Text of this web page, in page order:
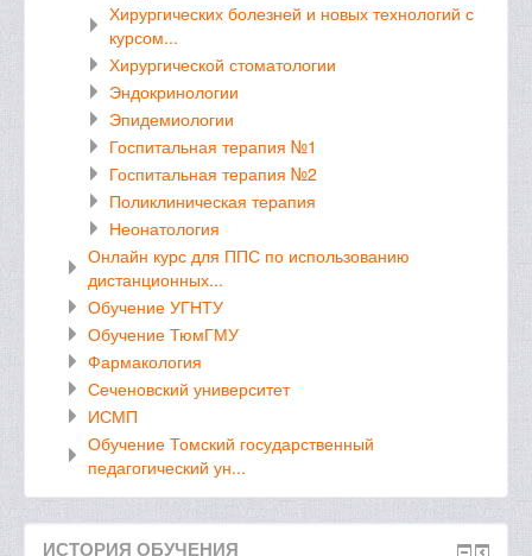
Хирургических болезней и новых технологий с
курсом...
Хирургической стоматологии
Эндокринологии
Эпидемиологии
Госпитальная терапия №1
Госпитальная терапия №2
Поликлиническая терапия
Неонатология
Онлайн курс для ППС по использованию
дистанционных...
Обучение УГНТУ
Обучение ТюмГМУ
Фармакология
Сеченовский университет
ИСМП
Обучение Томский государственный
педагогический ун...
ИСТОРИЯ ОБУЧЕНИЯ